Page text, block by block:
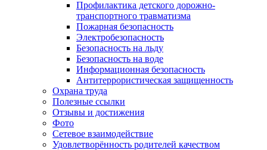
Профилактика детского дорожно-
транспортного травматизма
Пожарная безопасность
Электробезопасность
Безопасность на льду
Безопасность на воде
Информационная безопасность
Антитеррористическая защищенность
Охрана труда
Полезные ссылки
Отзывы и достижения
Фото
Сетевое взаимодействие
Удовлетворённость родителей качеством